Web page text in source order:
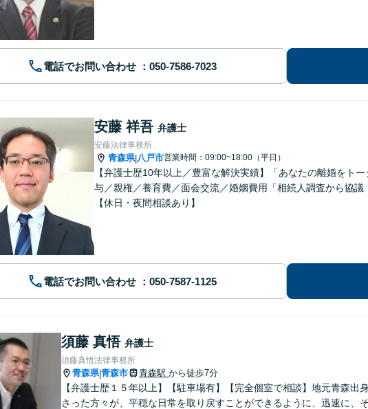
電話でお問い合わせ
安藤 祥吾 弁護士
安藤法律事務所
青森県|八戸市営業時間：09:00~18:00（平日）
【弁護士歴10年以上／豊富な解決実績】「あなたの離婚をト
与／親権／養育費／面会交流／婚姻費用「相続人調査から協
【休日・夜間相談あり】
電話でお問い合わせ
須藤 真悟 弁護士
須藤真悟法律事務所
青森県|青森市 青森駅 から徒歩7分
【弁護士歴１５年以上】【駐車場有】【完全個室で相談】地元青森出
さった方々が、平穏な日常を取り戻すことができるように、迅速に、